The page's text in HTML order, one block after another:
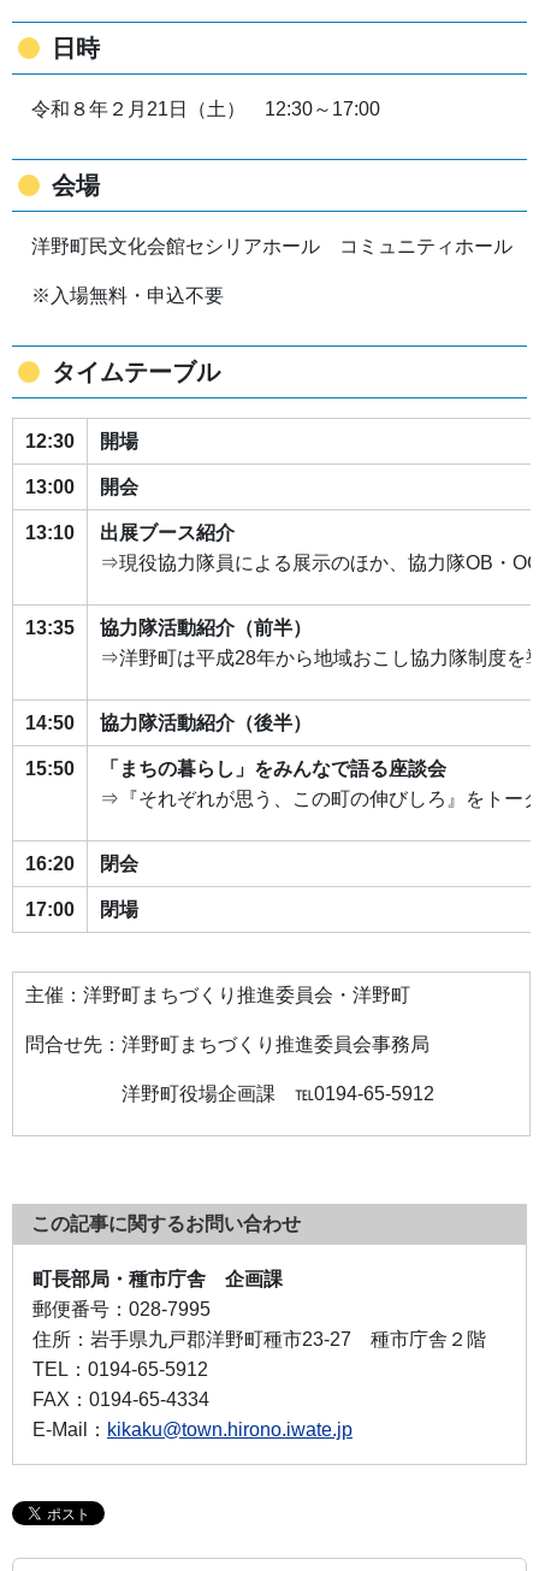
日時
令和８年２月21日（土） 12:30～17:00
会場
洋野町民文化会館セシリアホール コミュニティホール
※入場無料・申込不要
タイムテーブル
12:30 開場
13:00 開会
13:10
出展ブース紹介
⇒現役協力隊員による展示のほか、協力隊OB・
13:35
協力隊活動紹介（前半）
⇒洋野町は平成28年から地域おこし協力隊制度を
14:50 協力隊活動紹介（後半）
15:50
「まちの暮らし」をみんなで語る座談会
⇒『それぞれが思う、この町の伸びしろ』をトー
16:20 閉会
17:00 閉場
主催：洋野町まちづくり推進委員会・洋野町
問合せ先：洋野町まちづくり推進委員会事務局
洋野町役場企画課 ℡0194-65-5912
この記事に関するお問い合わせ
町長部局・種市庁舎 企画課
郵便番号： 028-7995
住所： 岩手県九戸郡洋野町種市23-27 種市庁舎２階
TEL： 0194-65-5912
FAX： 0194-65-4334
E-Mail： kikaku@town.hirono.iwate.jp